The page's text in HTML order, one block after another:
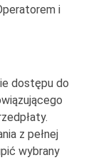
i
dostępu do
z pełnej
wybrany